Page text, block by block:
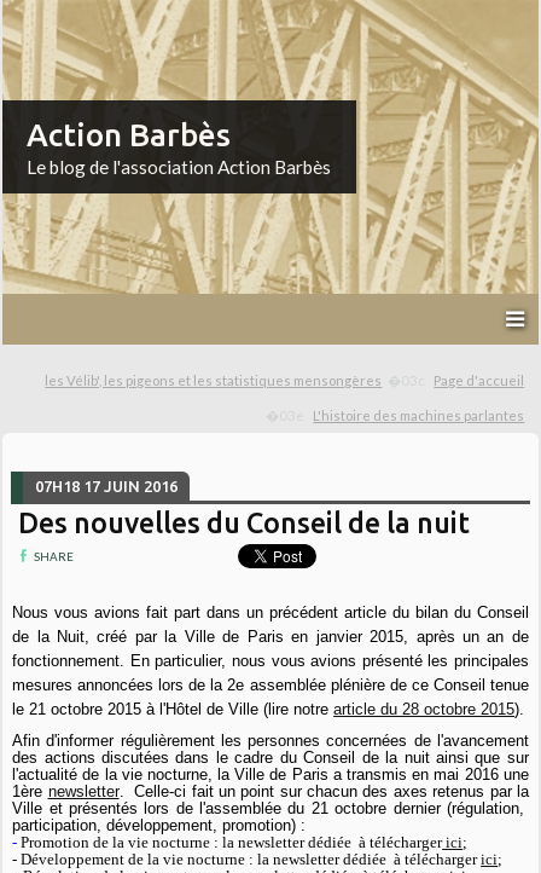
Action Barbès
Le blog de l'association Action Barbès
les Vélib', les pigeons et les statistiques mensongères Page d'accueil
L'histoire des machines parlantes
07H18 17 JUIN 2016
Des nouvelles du Conseil de la nuit
SHARE
Nous vous avions fait part dans un précédent article du bilan du Conseil
de la Nuit, créé par la Ville de Paris en janvier 2015, après un an de
fonctionnement. En particulier, nous vous avions présenté les principales
mesures annoncées lors de la 2e assemblée plénière de ce Conseil tenue
le 21 octobre 2015 à l'Hôtel de Ville (lire notrearticle du 28 octobre 2015).
Afin d'informer régulièrement les personnes concernées de l'avancement
des actions discutées dans le cadre du Conseil de la nuit ainsi que sur
l'actualité de la vie nocturne, la Ville de Paris a transmis en mai 2016 une
1ère newsletter. Celle-ci fait un point sur chacun des axes retenus par la
Ville et présentés lors de l'assemblée du 21 octobre dernier (régulation,
participation, développement, promotion) :
-Promotion de la vie nocturne : la newsletter dédiée à téléchargerici;
- Développement de la vie nocturne : la newsletter dédiée à téléchargerici;